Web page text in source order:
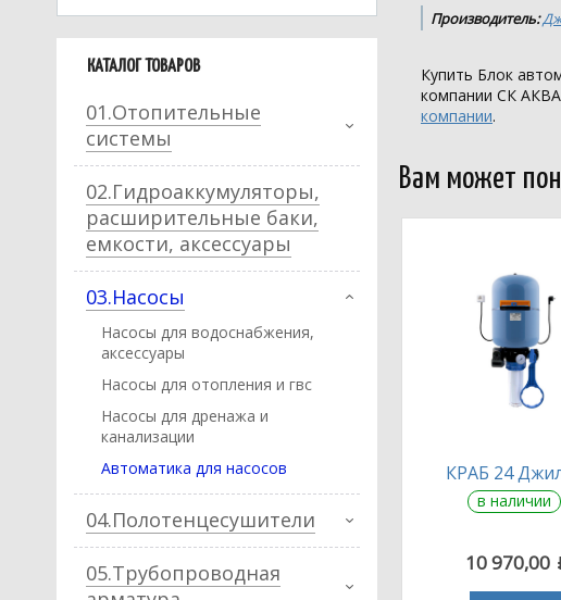
КАТАЛОГ ТОВАРОВ
01.Отопительные
системы
02.Гидроаккумуляторы,
расширительные баки,
емкости, аксессуары
03.Насосы
Насосы для водоснабжения,
аксессуары
Насосы для отопления и гвс
Насосы для дренажа и
канализации
Автоматика для насосов
04.Полотенцесушители
05.Трубопроводная
Производитель:
Купить Блок
компании СК АКВА
компании.
Вам может
КРАБ 24
в наличии
10 970,00